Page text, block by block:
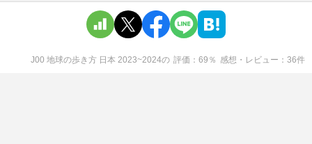
J00 地球の歩き方 日本 2023~2024の 評価 69 ％ 感想・レビュー 36件